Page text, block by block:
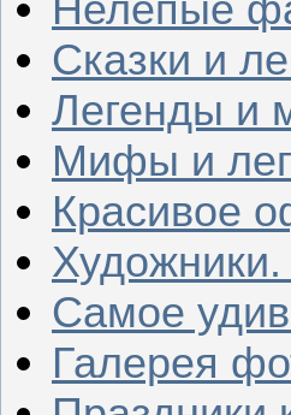
Сказки и
Легенды и
Мифы и
Красивое
Художники.
Самое
Галерея